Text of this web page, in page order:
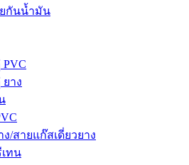
กันน้ำมัน
าง
ง/สายแก๊สเดี่ยวยาง
ทน